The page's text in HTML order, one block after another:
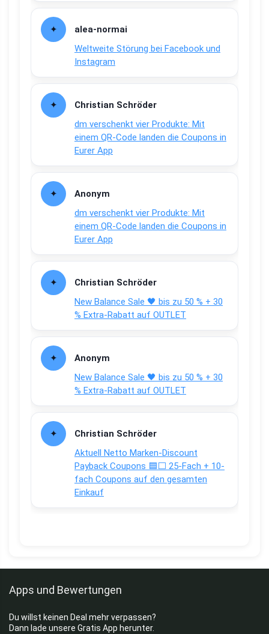
alea-normai
Weltweite Störung bei Facebook und
Instagram
Christian Schröder
dm verschenkt vier Produkte: Mit
einem QR-Code landen die Coupons in
Eurer App
Anonym
dm verschenkt vier Produkte: Mit
einem QR-Code landen die Coupons in
Eurer App
Christian Schröder
New Balance Sale 🖤 bis zu 50 % + 30
% Extra-Rabatt auf OUTLET
Anonym
New Balance Sale 🖤 bis zu 50 % + 30
% Extra-Rabatt auf OUTLET
Christian Schröder
Aktuell Netto Marken-Discount
Payback Coupons 🟦⬜ 25-Fach + 10-
fach Coupons auf den gesamten
Einkauf
Apps und Bewertungen
Du willst keinen Deal mehr verpassen?
Dann lade unsere Gratis App herunter.